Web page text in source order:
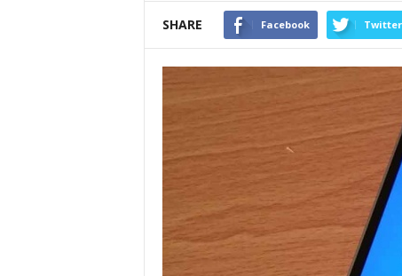
SHARE Facebook Twitter